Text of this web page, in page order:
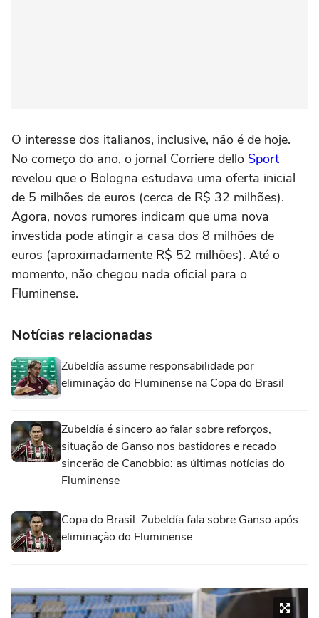
O interesse dos italianos, inclusive, não é de hoje.
No começo do ano, o jornal Corriere dello Sport
revelou que o Bologna estudava uma oferta inicial
de 5 milhões de euros (cerca de R$ 32 milhões).
Agora, novos rumores indicam que uma nova
investida pode atingir a casa dos 8 milhões de
euros (aproximadamente R$ 52 milhões). Até o
momento, não chegou nada oficial para o
Fluminense.
Notícias relacionadas
Zubeldía assume responsabilidade por
eliminação do Fluminense na Copa do Brasil
Zubeldía é sincero ao falar sobre reforços,
situação de Ganso nos bastidores e recado
sincerão de Canobbio: as últimas notícias do
Fluminense
Copa do Brasil: Zubeldía fala sobre Ganso após
eliminação do Fluminense